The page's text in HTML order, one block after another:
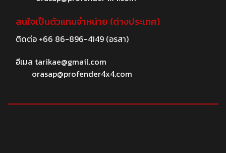
สนใจเป็นตัวแทนจำหน่าย (ต่างประเทศ)
ติดต่อ +66 86-896-4149(อรสา)
อีเมล tarikae@gmail.com
orasap@profender4x4.com